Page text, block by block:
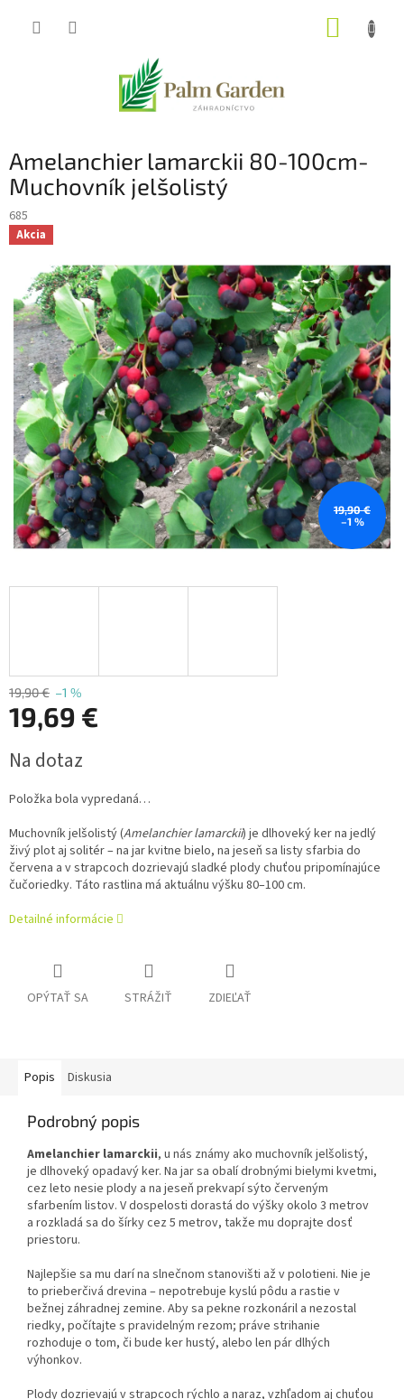
Amelanchier lamarckii 80-100cm-
Muchovník jelšolistý
685
Akcia
19,90 €
–1 %
19,90 € –1 %
19,69 €
cena:
Na dotaz
Položka bola vypredaná…
Muchovník jelšolistý (Amelanchier lamarckii) je dlhoveký ker na jedlý
živý plot aj solitér – na jar kvitne bielo, na jeseň sa listy sfarbia do
červena a v strapcoch dozrievajú sladké plody chuťou pripomínajúce
čučoriedky. Táto rastlina má aktuálnu výšku 80–100 cm.
Detailné informácie
OPÝTAŤ SA STRÁŽIŤ ZDIEĽAŤ
Popis Diskusia
Podrobný popis
Amelanchier lamarckii, u nás známy ako muchovník jelšolistý,
je dlhoveký opadavý ker. Na jar sa obalí drobnými bielymi kvetmi,
cez leto nesie plody a na jeseň prekvapí sýto červeným
sfarbením listov. V dospelosti dorastá do výšky okolo 3 metrov
a rozkladá sa do šírky cez 5 metrov, takže mu doprajte dosť
priestoru.
Najlepšie sa mu darí na slnečnom stanovišti až v polotieni. Nie je
to prieberčivá drevina – nepotrebuje kyslú pôdu a rastie v
bežnej záhradnej zemine. Aby sa pekne rozkonáril a nezostal
riedky, počítajte s pravidelným rezom; práve strihanie
rozhoduje o tom, či bude ker hustý, alebo len pár dlhých
výhonkov.
Plody dozrievajú v strapcoch rýchlo a naraz, vzhľadom aj chuťou